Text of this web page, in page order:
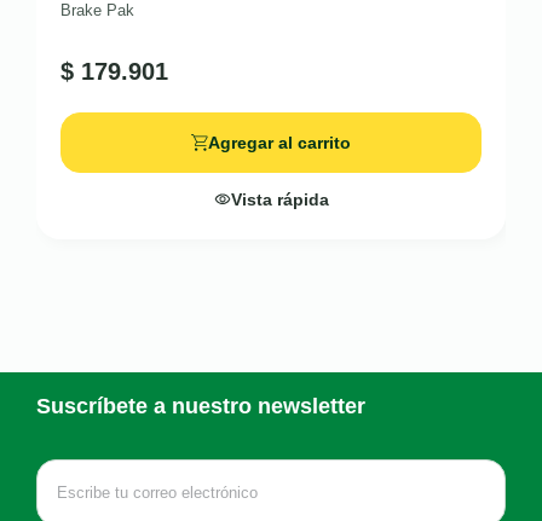
Brake Pak
$ 179.901
Agregar al carrito
Vista rápida
Suscríbete a nuestro newsletter